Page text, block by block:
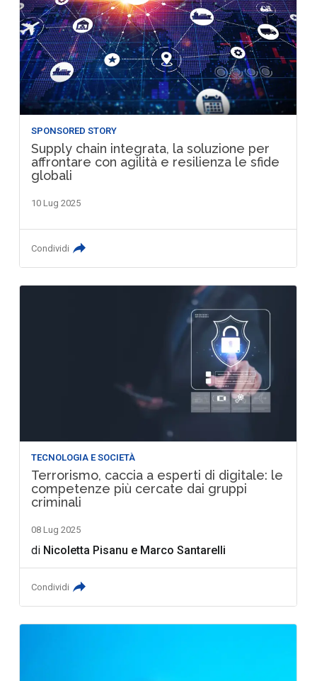
SPONSORED STORY
Supply chain integrata, la soluzione per
affrontare con agilità e resilienza le sfide
globali
10 Lug 2025
Condividi
TECNOLOGIA E SOCIETÀ
Terrorismo, caccia a esperti di digitale: le
competenze più cercate dai gruppi
criminali
08 Lug 2025
di Nicoletta Pisanu e Marco Santarelli
Condividi